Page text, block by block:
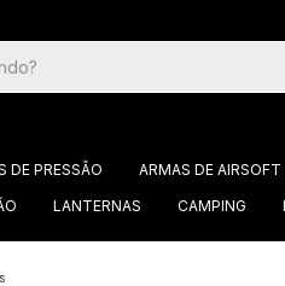
DE PRESSÃO ARMAS DE AIRSOFT
LANTERNAS CAMPING